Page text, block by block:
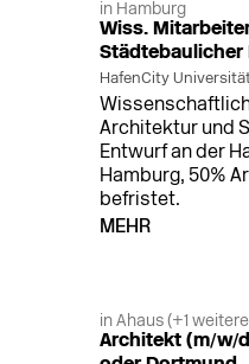
in Hamburg
Wiss.
HafenCity
Architektur und
Entwurf an der
Hamburg, 50%
befristet.
MEHR
in Ahaus (+1
Architekt (m/w/